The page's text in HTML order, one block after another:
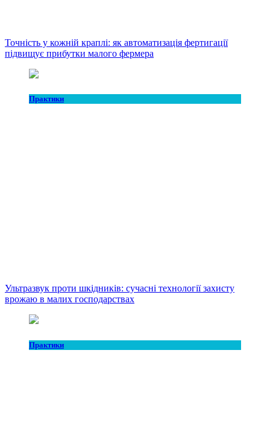
Точність у кожній краплі: як автоматизація фертигації
підвищує прибутки малого фермера
Практики
Ультразвук проти шкідників: сучасні технології захисту
врожаю в малих господарствах
Практики